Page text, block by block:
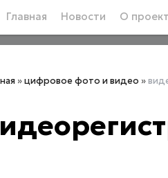
Главная Новости О
»цифровое фото и видео »